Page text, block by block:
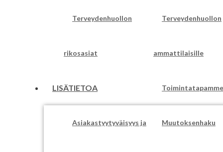
Terveydenhuollon
ammattilaisille
Terveydenhuollon
rikosasiat
Toimintatapamme
LISÄTIETOA
Asiakastyytyväisyys ja Muutoksenhaku